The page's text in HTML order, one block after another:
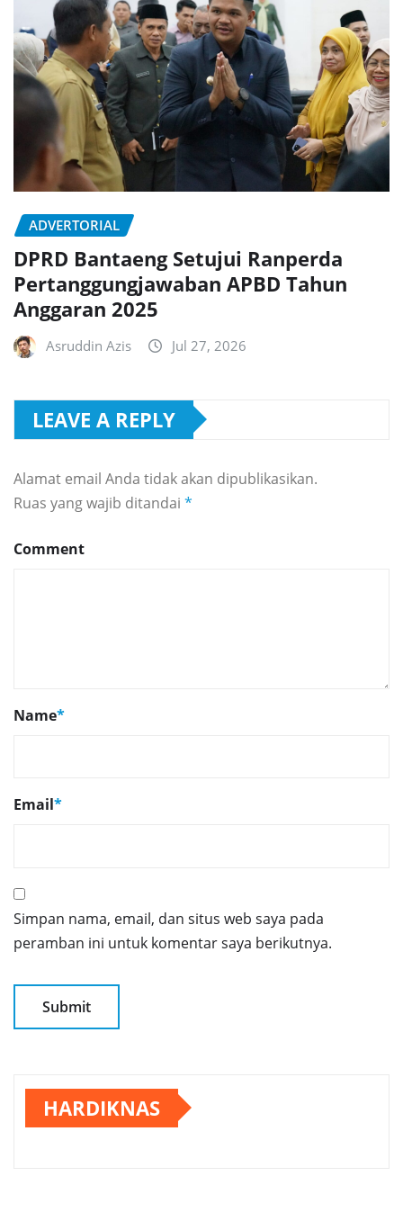
ADVERTORIAL
DPRD Bantaeng Setujui Ranperda
Pertanggungjawaban APBD Tahun
Anggaran 2025
Asruddin Azis Jul 27, 2026
LEAVE A REPLY
Alamat email Anda tidak akan dipublikasikan.
Ruas yang wajib ditandai *
Comment
Name*
Email*
Simpan nama, email, dan situs web saya pada
peramban ini untuk komentar saya berikutnya.
HARDIKNAS